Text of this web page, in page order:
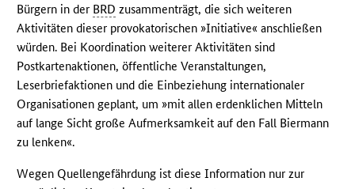
Bürgern in der BRD zusammenträgt, die sich weiteren
Aktivitäten dieser provokatorischen »Initiative« anschließen
würden. Bei Koordination weiterer Aktivitäten sind
Postkartenaktionen, öffentliche Veranstaltungen,
Leserbriefaktionen und die Einbeziehung internationaler
Organisationen geplant, um »mit allen erdenklichen Mitteln
auf lange Sicht große Aufmerksamkeit auf den Fall Biermann
zu lenken«.
Wegen Quellengefährdung ist diese Information nur zur